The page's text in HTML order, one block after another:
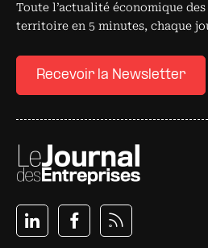
Toute l’actualité économique
territoire en 5 minutes, chaque
Recevoir la Newsletter